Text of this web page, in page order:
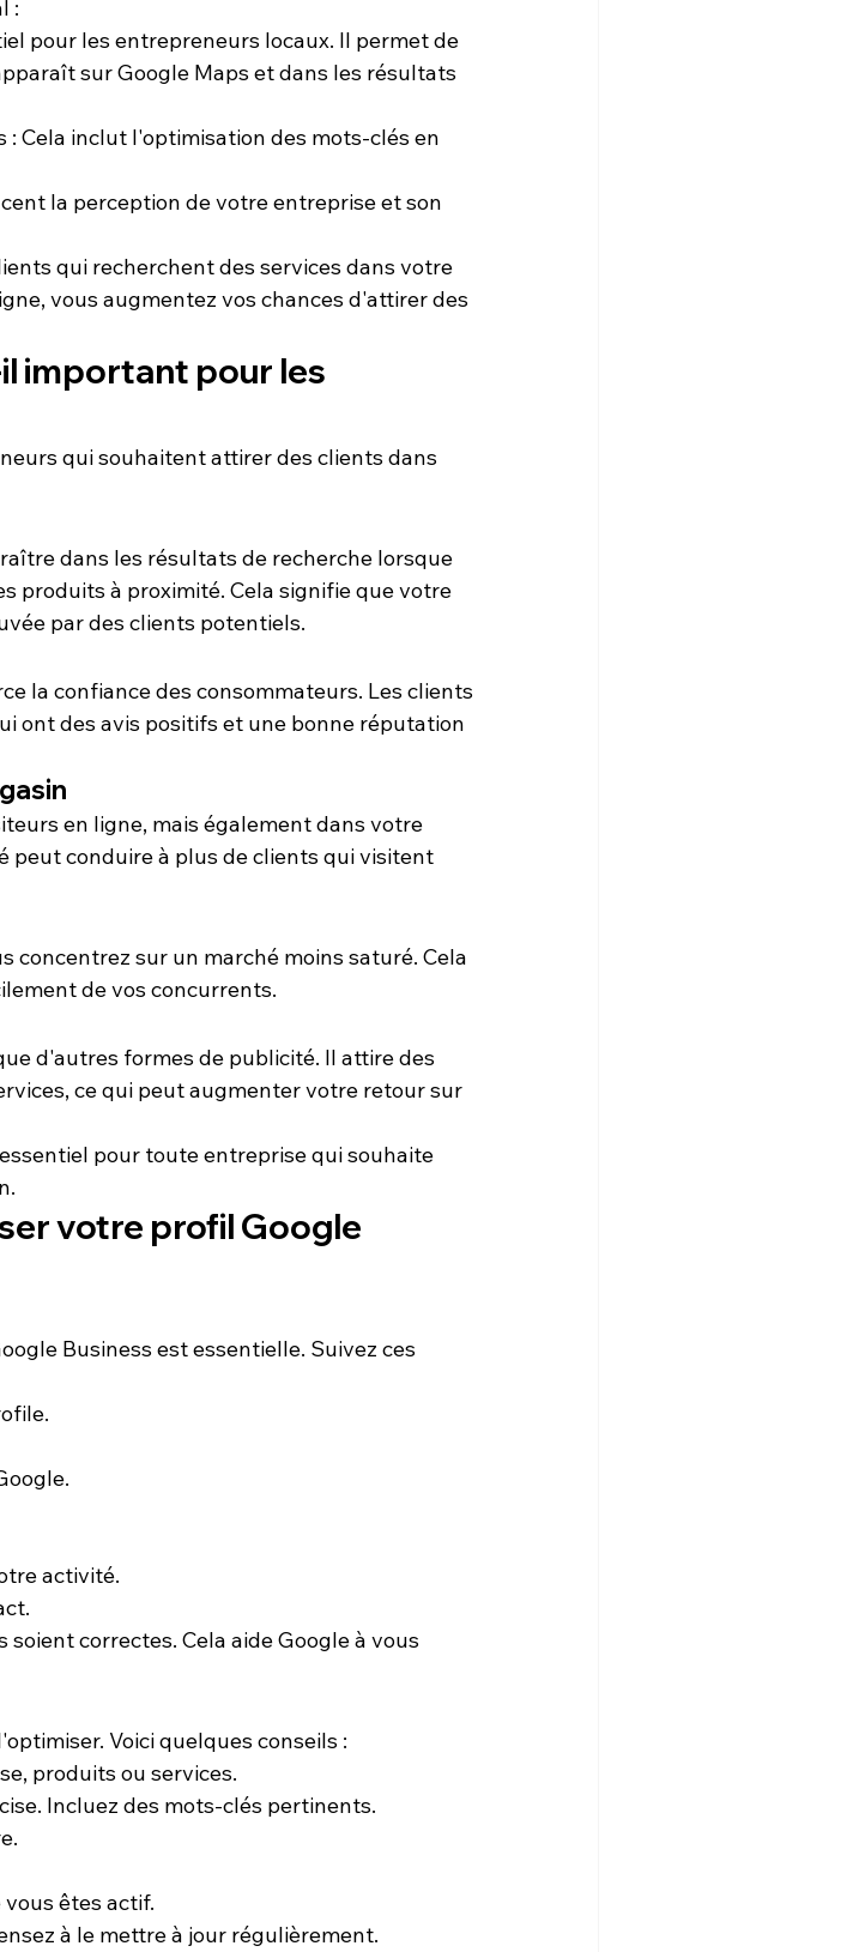
:
pour les entrepreneurs locaux. Il permet de
sur Google Maps et dans les résultats
: Cela inclut l'optimisation des mots-clés en
la perception de votre entreprise et son
qui recherchent des services dans votre
vous augmentez vos chances d'attirer des
important pour les
qui souhaitent attirer des clients dans
dans les résultats de recherche lorsque
produits à proximité. Cela signifie que votre
par des clients potentiels.
la confiance des consommateurs. Les clients
ont des avis positifs et une bonne réputation
en ligne, mais également dans votre
peut conduire à plus de clients qui visitent
concentrez sur un marché moins saturé. Cela
de vos concurrents.
d'autres formes de publicité. Il attire des
ce qui peut augmenter votre retour sur
pour toute entreprise qui souhaite
votre profil Google
Business est essentielle. Suivez ces
.
activité.
correctes. Cela aide Google à vous
Voici quelques conseils :
produits ou services.
Incluez des mots-clés pertinents.
êtes actif.
à le mettre à jour régulièrement.